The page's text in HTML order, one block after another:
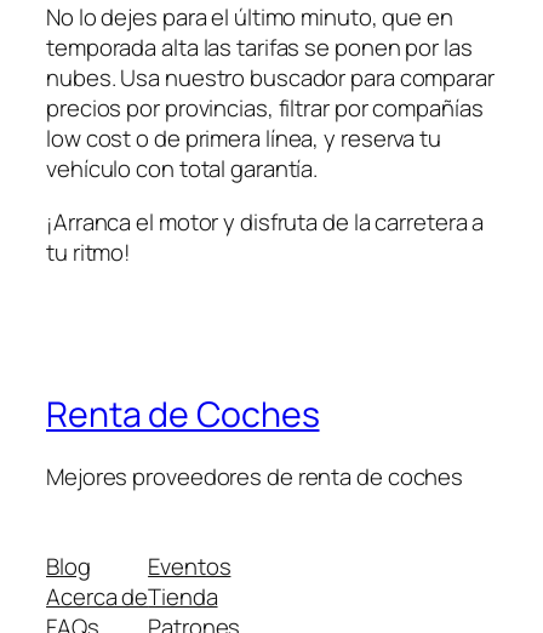
No lo dejes para el último minuto, que en
temporada alta las tarifas se ponen por las
nubes. Usa nuestro buscador para comparar
precios por provincias, filtrar por compañías
low costo de primera línea, y reserva tu
vehículo con total garantía.
¡Arranca el motor y disfruta de la carretera a
tu ritmo!
Renta de Coches
Mejores proveedores de renta de coches
Blog
Acerca de
Eventos
Tienda